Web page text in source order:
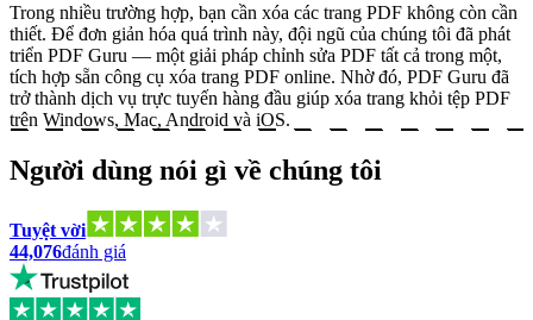
Trong nhiều trường hợp, bạn cần xóa các trang PDF không còn cần
thiết. Để đơn giản hóa quá trình này, đội ngũ của chúng tôi đã phát
triển PDF Guru — một giải pháp chỉnh sửa PDF tất cả trong một,
tích hợp sẵn công cụ xóa trang PDF online. Nhờ đó, PDF Guru đã
trở thành dịch vụ trực tuyến hàng đầu giúp xóa trang khỏi tệp PDF
trên Windows, Mac, Android và iOS.
Người dùng nói gì về chúng tôi
Tuyệt vời
44,076đánh giá